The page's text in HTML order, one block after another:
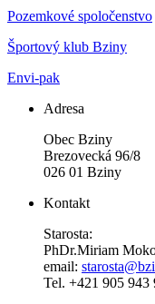
Pozemkové spoločenstvo
Športový klub Bziny
Envi-pak
Adresa
Obec Bziny
Brezovecká 96/8
026 01 Bziny
Kontakt
Starosta:
PhDr.Miriam
email:
Tel. +421 905 943